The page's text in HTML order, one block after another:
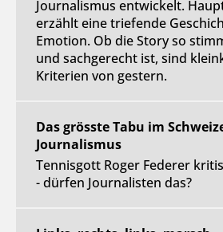
Journalismus entwickelt.
erzählt eine triefende
Emotion. Ob die Story so
und sachgerecht ist, sind
Kriterien von gestern.
Das grösste Tabu im
Journalismus
Tennisgott Roger Federer
- dürfen Journalisten das?